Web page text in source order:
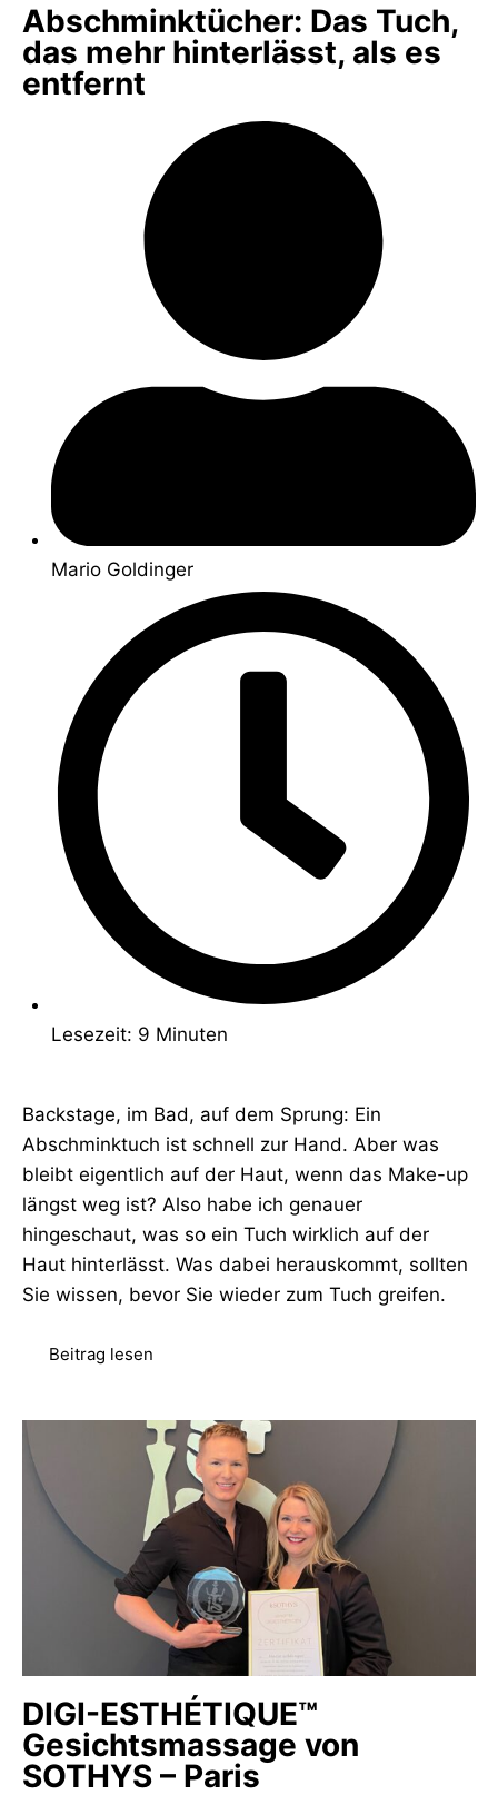
Abschminktücher: Das Tuch,
das mehr hinterlässt, als es
entfernt
Mario Goldinger
Lesezeit: 9 Minuten
Backstage, im Bad, auf dem Sprung: Ein
Abschminktuch ist schnell zur Hand. Aber was
bleibt eigentlich auf der Haut, wenn das Make-up
längst weg ist? Also habe ich genauer
hingeschaut, was so ein Tuch wirklich auf der
Haut hinterlässt. Was dabei herauskommt, sollten
Sie wissen, bevor Sie wieder zum Tuch greifen.
Beitrag lesen
DIGI-ESTHÉTIQUE™
Gesichtsmassage von
SOTHYS – Paris